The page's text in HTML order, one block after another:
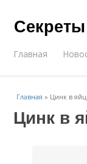
Главная
Главная » Цинк в
Цинк в